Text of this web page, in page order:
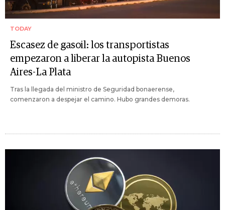
TODAY
Escasez de gasoil: los transportistas
empezaron a liberar la autopista Buenos
Aires-La Plata
Tras la llegada del ministro de Seguridad bonaerense,
comenzaron a despejar el camino. Hubo grandes demoras.